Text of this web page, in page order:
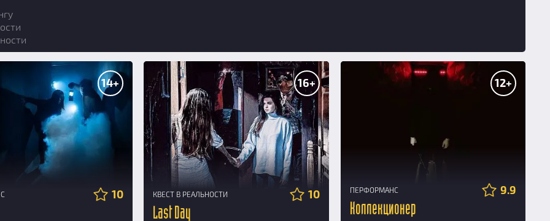
14+
10
16+
КВЕСТ В РЕАЛЬНОСТИ 10
Last Day
12+
ПЕРФОРМАНС 9.9
Коллекционер